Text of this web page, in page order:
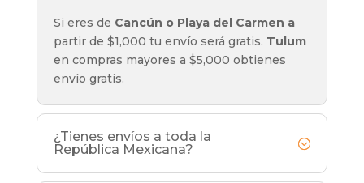
Si eres de Cancún o Playa del Carmen a
partir de $1,000 tu envío será gratis. Tulum
en compras mayores a $5,000 obtienes
envío gratis.
¿Tienes envíos a toda la
República Mexicana?